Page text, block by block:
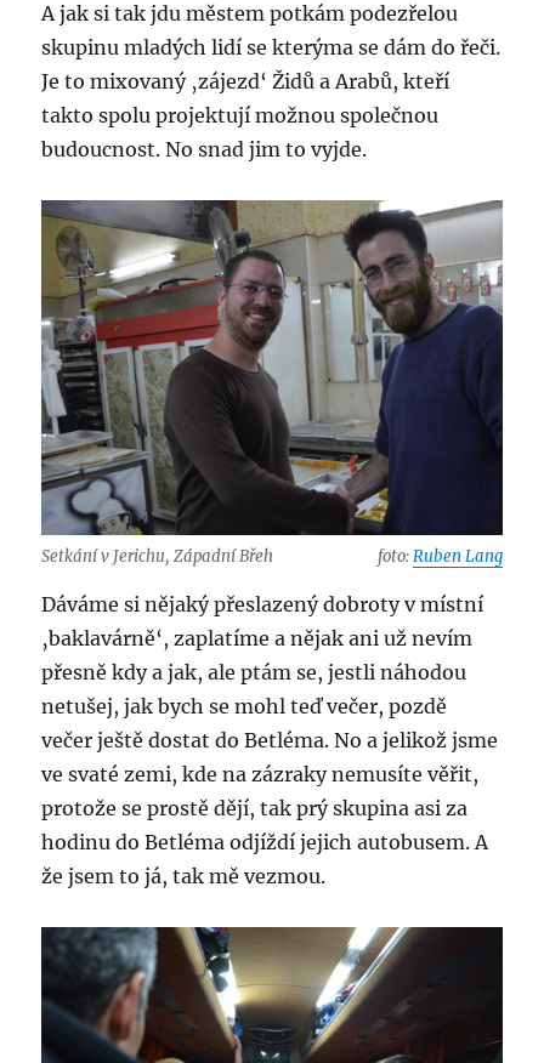
A jak si tak jdu městem potkám podezřelou
skupinu mladých lidí se kterýma se dám do řeči.
Je to mixovaný ‚zájezd‘ Židů a Arabů, kteří
takto spolu projektují možnou společnou
budoucnost. No snad jim to vyjde.
Setkání v Jerichu, Západní Břeh foto:Ruben Lang
Dáváme si nějaký přeslazený dobroty v místní
‚baklavárně‘, zaplatíme a nějak ani už nevím
přesně kdy a jak, ale ptám se, jestli náhodou
netušej, jak bych se mohl teď večer, pozdě
večer ještě dostat do Betléma. No a jelikož jsme
ve svaté zemi, kde na zázraky nemusíte věřit,
protože se prostě dějí, tak prý skupina asi za
hodinu do Betléma odjíždí jejich autobusem. A
že jsem to já, tak mě vezmou.